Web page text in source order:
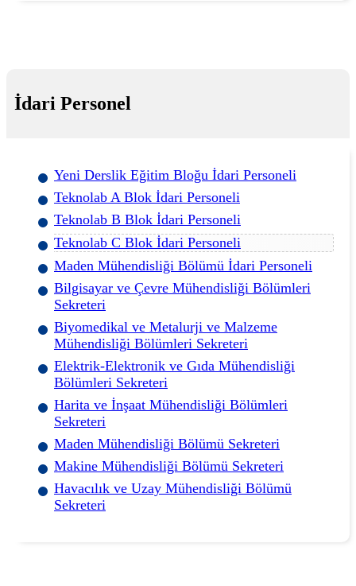
İdari Personel
Yeni Derslik Eğitim Bloğu İdari Personeli
Teknolab A Blok İdari Personeli
Teknolab B Blok İdari Personeli
Teknolab C Blok İdari Personeli
Maden Mühendisliği Bölümü İdari Personeli
Bilgisayar ve Çevre Mühendisliği Bölümleri
Sekreteri
Biyomedikal ve Metalurji ve Malzeme
Mühendisliği Bölümleri Sekreteri
Elektrik-Elektronik ve Gıda Mühendisliği
Bölümleri Sekreteri
Harita ve İnşaat Mühendisliği Bölümleri
Sekreteri
Maden Mühendisliği Bölümü Sekreteri
Makine Mühendisliği Bölümü Sekreteri
Havacılık ve Uzay Mühendisliği Bölümü
Sekreteri